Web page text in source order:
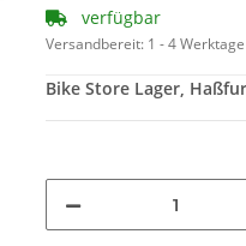
verfügbar
Versandbereit: 1 - 4 Werktage
Bike Store Lager,